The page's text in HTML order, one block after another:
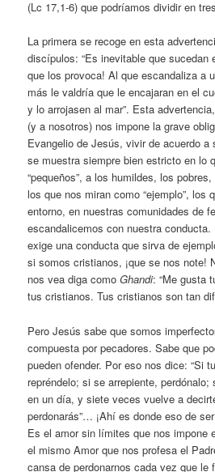
(Lc 17,1-6) que podríamos dividir en
La primera se recoge en esta
discípulos: “Es inevitable que sucedan
que los provoca! Al que escandaliza a
más le valdría que le encajaran en el
y lo arrojasen al mar”. Esta
(y a nosotros) nos impone la grave
Evangelio de Jesús, vivir de acuerdo
se muestra siempre bien estricto en lo
“pequeños”, a los humildes, los
los que nos miran como “ejemplo”, los
entorno, en nuestras comunidades de
escandalicemos con nuestra
exige una conducta que sirva de
si somos cristianos, ¡que se nos note!
nos vea diga comoGhandi: “Me gusta
tus cristianos. Tus cristianos son tan
Pero Jesús sabe que somos
compuesta por pecadores. Sabe que
pueden ofender. Por eso nos dice: “Si
repréndelo; si se arrepiente,
en un día, y siete veces vuelve a
perdonarás”… ¡Ahí es donde eso de
Es el amor sin límites que nos impone
el mismo Amor que nos profesa el
cansa de perdonarnos cada vez que le